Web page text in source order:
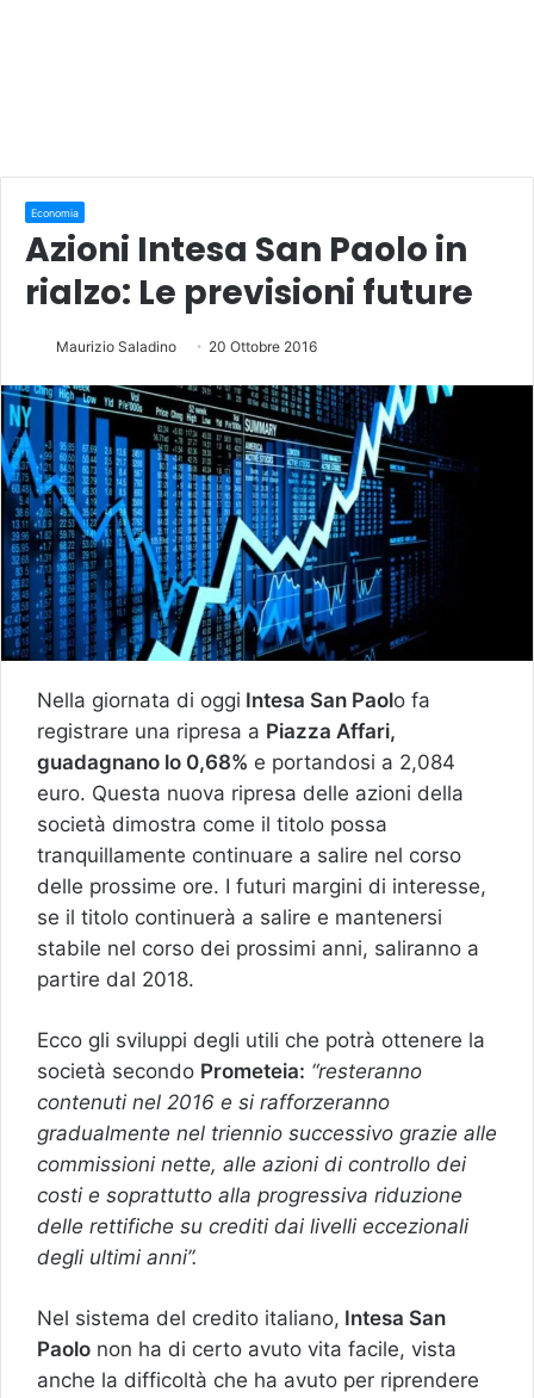
Economia
Azioni Intesa San Paolo in
rialzo: Le previsioni future
Maurizio Saladino 20 Ottobre 2016
Nella giornata di oggi Intesa San Paolo fa
registrare una ripresa a Piazza Affari,
guadagnano lo 0,68% e portandosi a 2,084
euro. Questa nuova ripresa delle azioni della
società dimostra come il titolo possa
tranquillamente continuare a salire nel corso
delle prossime ore. I futuri margini di interesse,
se il titolo continuerà a salire e mantenersi
stabile nel corso dei prossimi anni, saliranno a
partire dal 2018.
Ecco gli sviluppi degli utili che potrà ottenere la
società secondo Prometeia: “resteranno
contenuti nel 2016 e si rafforzeranno
gradualmente nel triennio successivo grazie alle
commissioni nette, alle azioni di controllo dei
costi e soprattutto alla progressiva riduzione
delle rettifiche su crediti dai livelli eccezionali
degli ultimi anni”.
Nel sistema del credito italiano, Intesa San
Paolo non ha di certo avuto vita facile, vista
anche la difficoltà che ha avuto per riprendere